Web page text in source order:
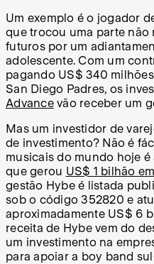
Um exemplo é o jogador
que trocou uma parte não
futuros por um
adolescente. Com um
pagando US$ 340
San Diego Padres, os
Advancevão receber um
Mas um investidor de
de investimento? Não é
musicais do mundo hoje
que gerou US$ 1 bilhão
gestão Hybe é listada
sob o código 352820 e
aproximadamente US$ 6
receita de Hybe vem do
um investimento na
para apoiar a boy band